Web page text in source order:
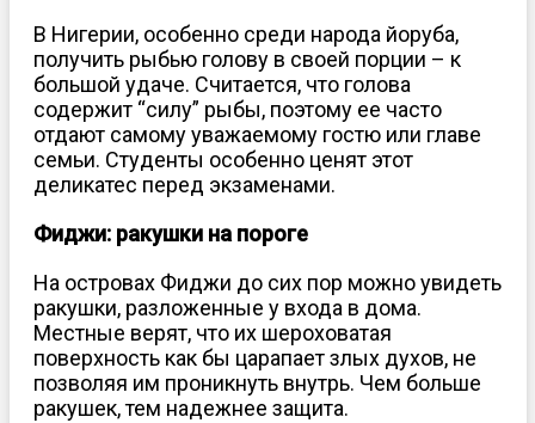
В Нигерии, особенно среди народа йоруба,
получить рыбью голову в своей порции – к
большой удаче. Считается, что голова
содержит “силу” рыбы, поэтому ее часто
отдают самому уважаемому гостю или главе
семьи. Студенты особенно ценят этот
деликатес перед экзаменами.
Фиджи: ракушки на пороге
На островах Фиджи до сих пор можно увидеть
ракушки, разложенные у входа в дома.
Местные верят, что их шероховатая
поверхность как бы царапает злых духов, не
позволяя им проникнуть внутрь. Чем больше
ракушек, тем надежнее защита.